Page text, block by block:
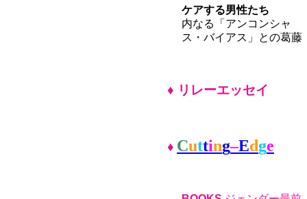
ケアする男性たち
内なる「アンコンシャ
ス・バイアス」との葛藤
♦ リレーエッセイ
♦ Cutting–Edge